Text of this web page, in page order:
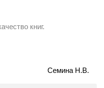
книг.
Семина Н.В.